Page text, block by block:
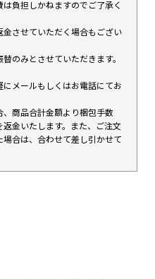
負担しかねますのでご了承く
させていただく場合もござい
のみとさせていただきます。
メールもしくはお電話にてお
商品合計金額より梱包手数
金いたします。また、ご注文
合は、合わせて差し引かせて